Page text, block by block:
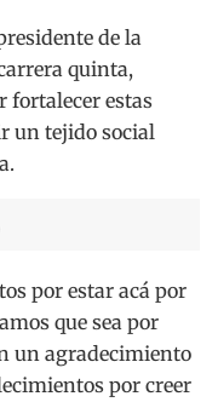
de la
quinta,
fortalecer estas
un tejido social
por estar acá por
que sea por
un agradecimiento
por creer